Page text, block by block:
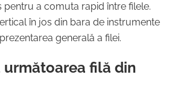
pentru a comuta rapid între filele.
în jos din bara de instrumente
generală a filei.
următoarea filă din